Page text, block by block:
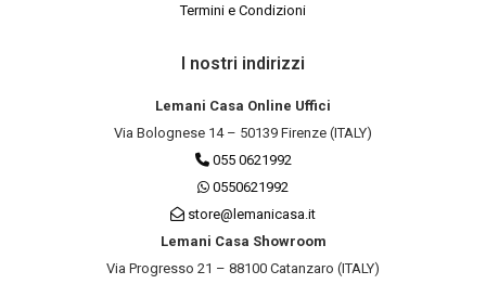
Termini e Condizioni
I nostri indirizzi
Lemani Casa Online Uffici
Via Bolognese 14 – 50139 Firenze (ITALY)
055 0621992
0550621992
store@lemanicasa.it
Lemani Casa Showroom
Via Progresso 21 – 88100 Catanzaro (ITALY)